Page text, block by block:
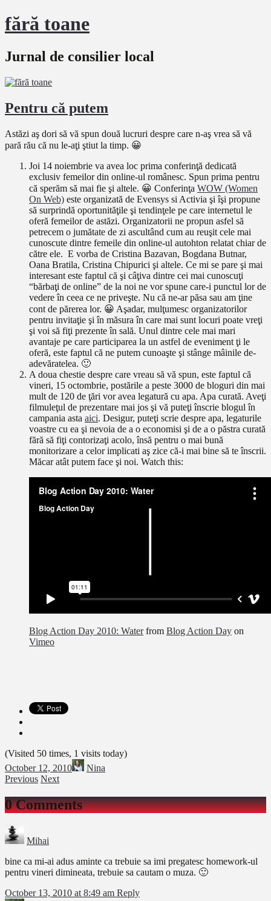
fără toane
Jurnal de consilier local
Pentru că putem
Astăzi aş dori să vă spun două lucruri despre care n-aş vrea să vă
pară rău că nu le-aţi ştiut la timp. 😀
Joi 14 noiembrie va avea loc prima conferinţă dedicată
exclusiv femeilor din online-ul românesc. Spun prima pentru
că sperăm să mai fie şi altele. 😀 Conferinţa WOW (Women
On Web) este organizată de Evensys si Activia şi îşi propune
să surprindă oportunităţile şi tendinţele pe care internetul le
oferă femeilor de astăzi. Organizatorii ne propun asfel să
petrecem o jumătate de zi ascultând cum au reuşit cele mai
cunoscute dintre femeile din online-ul autohton relatat chiar de
către ele. E vorba de Cristina Bazavan, Bogdana Butnar,
Oana Bratila, Cristina Chipurici şi altele. Ce mi se pare şi mai
interesant este faptul că şi câţiva dintre cei mai cunoscuţi
“bărbaţi de online” de la noi ne vor spune care-i punctul lor de
vedere în ceea ce ne priveşte. Nu că ne-ar păsa sau am ţine
cont de părerea lor. 😀 Aşadar, mulţumesc organizatorilor
pentru invitaţie şi în măsura în care mai sunt locuri poate vreţi
şi voi să fiţi prezente în sală. Unul dintre cele mai mari
avantaje pe care participarea la un astfel de eveniment ţi le
oferă, este faptul că ne putem cunoaşte şi stânge mâinile de-
adevăratelea. 🙂
A doua chestie despre care vreau să vă spun, este faptul că
vineri, 15 octombrie, postările a peste 3000 de bloguri din mai
mult de 120 de ţări vor avea legatură cu apa. Apa curată. Aveţi
filmuleţul de prezentare mai jos şi vă puteţi înscrie blogul în
campania asta aici. Desigur, puteţi scrie despre apa, legaturile
voastre cu ea şi nevoia de a o economisi şi de a o păstra curată
fără să fiţi contorizaţi acolo, însă pentru o mai bună
monitorizare a celor implicati aş zice că-i mai bine să te înscrii.
Măcar atât putem face şi noi. Watch this:
Blog Action Day 2010: Waterfrom Blog Action Day on
Vimeo
(Visited 50 times, 1 visits today)
October 12, 2010
Nina
Previous Next
0 Comments
Mihai
bine ca mi-ai adus aminte ca trebuie sa imi pregatesc homework-ul
pentru vineri dimineata, trebuie sa cautam o muza. 🙂
October 13, 2010 at 8:49 am Reply